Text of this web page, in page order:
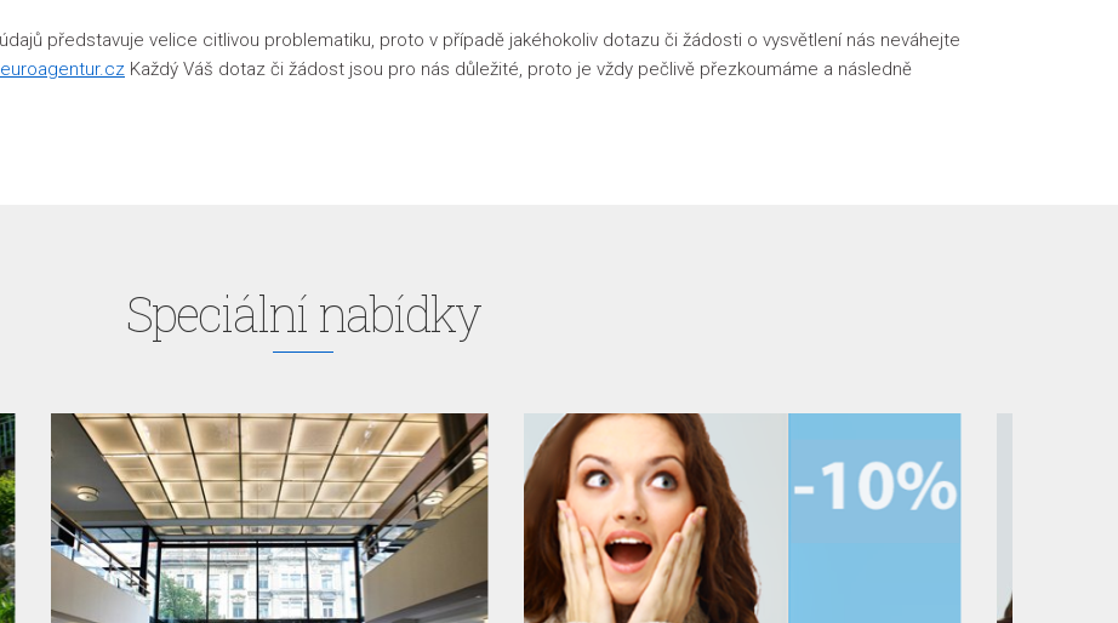
představuje velice citlivou problematiku, proto v případě jakéhokoliv dotazu či žádosti o vysvětlení nás neváhejte
Každý Váš dotaz či žádost jsou pro nás důležité, proto je vždy pečlivě přezkoumáme a následně
Speciální nabídky